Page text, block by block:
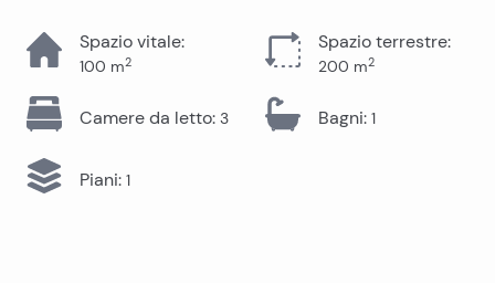
Spazio vitale:
100 m2
Spazio terrestre:
200 m2
Camere da letto: 3 Bagni: 1
Piani: 1